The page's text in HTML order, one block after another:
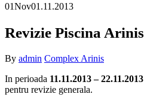
01Nov01.11.2013
Revizie Piscina Arinis
By admin Complex Arinis
In perioada 11.11.2013 – 22.11.2013
pentru revizie generala.